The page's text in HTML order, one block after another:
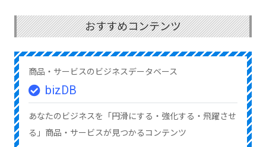
おすすめコンテンツ
商品・サービスのビジネスデータベース
bizDB
あなたのビジネスを「円滑にする・強化する・飛躍させ
る」商品・サービスが見つかるコンテンツ